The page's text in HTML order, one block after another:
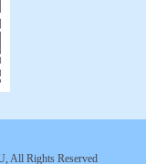
All Rights Reserved